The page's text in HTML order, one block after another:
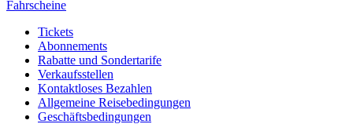
Fahrscheine
Tickets
Abonnements
Rabatte und Sondertarife
Verkaufsstellen
Kontaktloses Bezahlen
Allgemeine Reisebedingungen
Geschäftsbedingungen